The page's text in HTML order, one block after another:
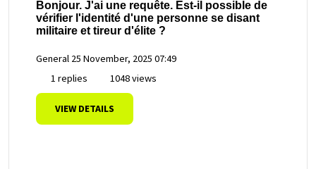
Bonjour. J'ai une requête. Est-il possible de
vérifier l'identité d'une personne se disant
militaire et tireur d'élite ?
General 25 November, 2025 07:49
1 replies
1048 views
VIEW DETAILS